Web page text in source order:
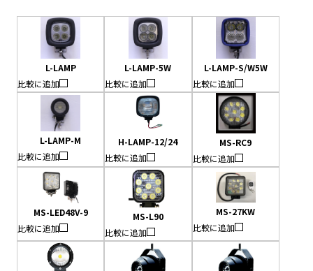
L-LAMP
比較に追加
L-LAMP-5W
比較に追加
L-LAMP-S/W5W
比較に追加
L-LAMP-M
比較に追加
H-LAMP-12/24
比較に追加
MS-RC9
比較に追加
MS-LED48V-9
比較に追加
MS-L90
比較に追加
MS-27KW
比較に追加